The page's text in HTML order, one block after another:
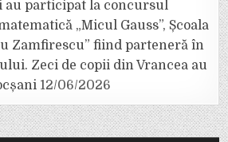
au participat la concursul
„Micul Gauss”, Școala
Zamfirescu” fiind parteneră în
Zeci de copii din Vrancea au
12/06/2026